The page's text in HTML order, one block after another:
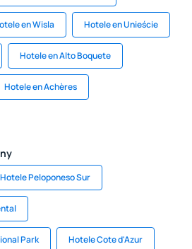
en Wisla Hotele en Unieście
Hotele en Alto Boquete
Hotele en Achères
Hotele Peloponeso Sur
Park Hotele Cote d'Azur